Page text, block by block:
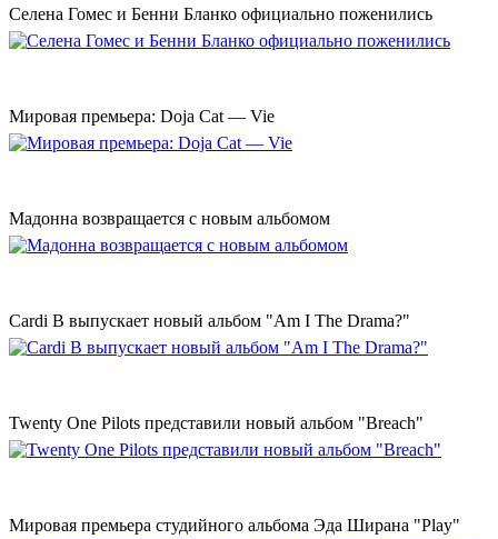
Селена Гомес и Бенни Бланко официально поженились
Мировая премьера: Doja Cat — Vie
Мадонна возвращается с новым альбомом
Cardi B выпускает новый альбом "Am I The Drama?"
Twenty One Pilots представили новый альбом "Breach"
Мировая премьера студийного альбома Эда Ширана "Play"